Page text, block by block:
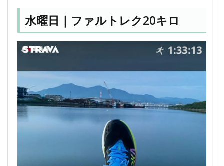
水曜日｜ファルトレク20キロ